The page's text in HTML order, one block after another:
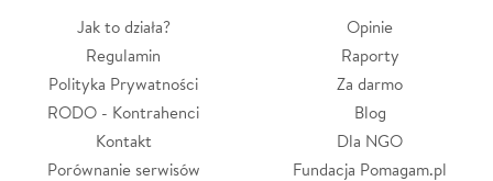
Jak to działa?
Regulamin
Polityka Prywatności
RODO - Kontrahenci
Kontakt
Porównanie serwisów
Opinie
Raporty
Za darmo
Blog
Dla NGO
Fundacja Pomagam.pl